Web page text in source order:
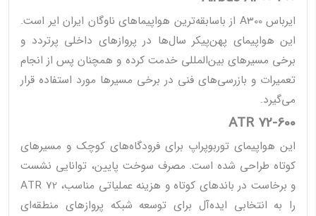
ایرباس A300 از باسابقه‌ترین هواپیماهای ناوگان ایران ایر است.
این هواپیمای پهن‌پیکر سال‌ها در پروازهای داخلی پرتردد و
برخی مسیرهای بین‌المللی خدمت کرده و همچنان پس از انجام
تعمیرات و بازرسی‌های فنی در برخی مسیرها مورد استفاده قرار
می‌گیرد.
ATR 72-600
این هواپیمای توربوپراپ برای فرودگاه‌های کوچک و مسیرهای
کوتاه طراحی شده است. مصرف سوخت پایین، توانایی نشست
و برخاست در باندهای کوتاه و هزینه عملیاتی مناسب، ATR 72
را به انتخابی ایده‌آل برای توسعه شبکه پروازهای منطقه‌ای